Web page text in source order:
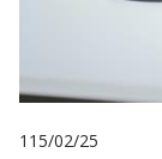
115/02/25